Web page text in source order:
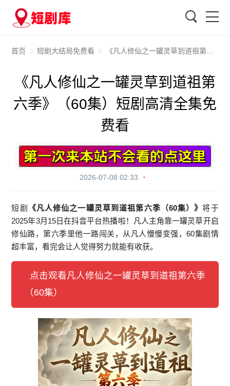
首页 短剧大结局免费看 《凡人修仙之一罐灵草到道祖第六季》（60集）短剧高清全集免费看
《凡人修仙之一罐灵草到道祖第
六季》（60集）短剧高清全集免
费看
2026-07-08 02:33
短剧 《凡人修仙之一罐灵草到道祖第六季（60集）》将于
2025年3月15日在抖音平台热播啦！凡人主角靠一罐灵草开启
修仙路，第六季里他一路闯关，从凡人慢慢变强，60集剧情
超丰富，看完会让人觉得努力就能有收获。
点击观看凡人修仙之一罐灵草到道祖第六季
（60集）